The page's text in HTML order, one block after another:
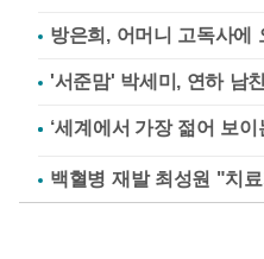
방은희, 어머니 고독사에
'서준맘' 박세미, 연하 남
백혈병 재발 최성원 "치